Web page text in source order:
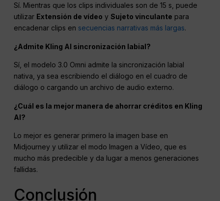
Sí. Mientras que los clips individuales son de 15 s, puede
utilizar Extensión de vídeo ySujeto vinculante para
encadenar clips en secuencias narrativas más largas.
¿Admite Kling AI sincronización labial?
Sí, el modelo 3.0 Omni admite la sincronización labial
nativa, ya sea escribiendo el diálogo en el cuadro de
diálogo o cargando un archivo de audio externo.
¿Cuál es la mejor manera de ahorrar créditos en Kling
AI?
Lo mejor es generar primero la imagen base en
Midjourney y utilizar el modo Imagen a Vídeo, que es
mucho más predecible y da lugar a menos generaciones
fallidas.
Conclusión